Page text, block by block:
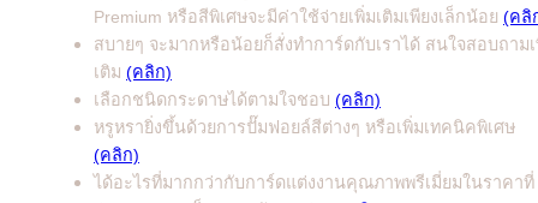
Premium หรือสีพิเศษจะมีค่าใช้จ่ายเพิ่มเติมเพียงเล็กน้อย (คลิ
สบายๆ จะมากหรือน้อยก็สั่งทำการ์ดกับเราได้ สนใจสอบถาม
เติม (คลิก)
เลือกชนิดกระดาษได้ตามใจชอบ (คลิก)
หรูหรายิ่งขึ้นด้วยการปั๊มฟอยล์สีต่างๆ หรือเพิ่มเทคนิคพิเศษ
(คลิก)
ได้อะไรที่มากกว่ากับการ์ดแต่งงานคุณภาพพรีเมี่ยมในราคาที่